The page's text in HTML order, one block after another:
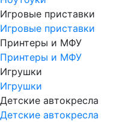
Игровые приставки
Игровые приставки
Принтеры и МФУ
Принтеры и МФУ
Игрушки
Игрушки
Детские автокресла
Детские автокресла